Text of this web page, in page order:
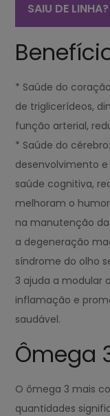
SAIU DE LINHA?
* Saúde do
de triglicerídeos,
função arterial,
* Saúde do
desenvolvimento
saúde cognitiva,
melhoram o
na manutenção
a degeneração
síndrome do olho
3 ajuda a modular
inflamação e
saudável.
Ômega
O ômega 3 mais
quantidades